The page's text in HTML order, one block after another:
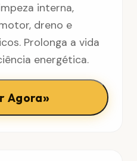
interna,
dreno e
Prolonga a vida
energética.
Agora»